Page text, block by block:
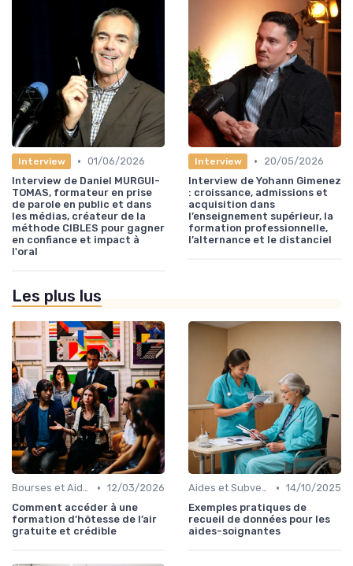
Interview • 01/06/2026
Interview de Daniel MURGUI-
TOMAS, formateur en prise
de parole en public et dans
les médias, créateur de la
méthode CIBLES pour gagner
en confiance et impact à
l'oral
Interview •
20/05/2026
Interview de Yohann Gimenez
: croissance, admissions et
acquisition dans
l’enseignement supérieur, la
formation professionnelle,
l’alternance et le distanciel
Les plus lus
Bourses et Aides Étudiantes • 12/03/2026
Comment accéder à une
formation d’hôtesse de l’air
gratuite et crédible
Aides et Subventions pour la Formation • 14/10/2025
Exemples pratiques de
recueil de données pour les
aides-soignantes